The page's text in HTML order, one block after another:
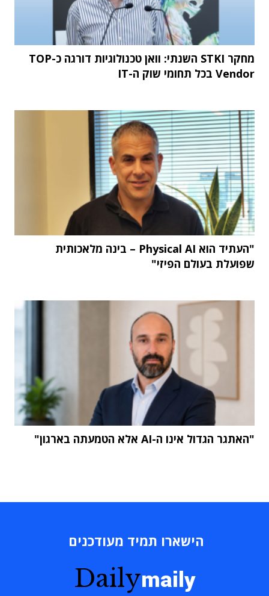
מחקר STKI השנתי: וואן טכנולוגיות דורגה כ-TOP
Vendor בכל תחומי שוק ה-IT
"העתיד הוא Physical AI – בינה מלאכותית
שפועלת בעולם הפיזי"
"האתגר הגדול אינו ה-AI אלא הטמעתה בארגון"
הישארו תמיד מעודכנים
Dailymaily